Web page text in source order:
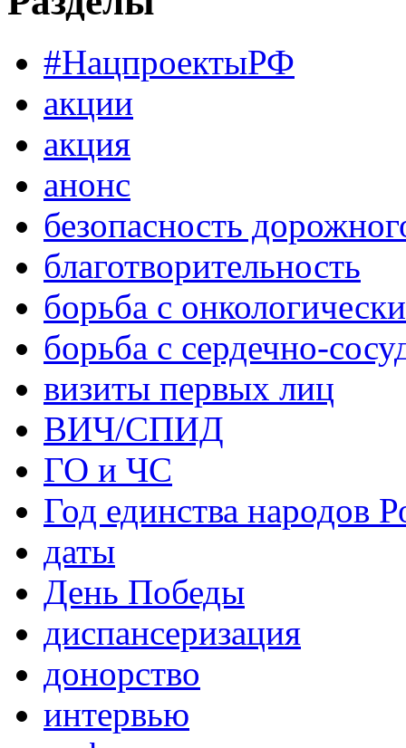
#НацпроектыРФ
акции
акция
анонс
безопасность
благотворительность
борьба с
борьба с сердечно-
визиты первых лиц
ВИЧ/СПИД
ГО и ЧС
Год единства народов
даты
День Победы
диспансеризация
донорство
интервью